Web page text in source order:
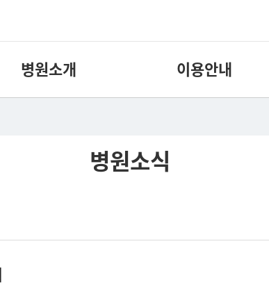
병원소개 이용안내
병원소식